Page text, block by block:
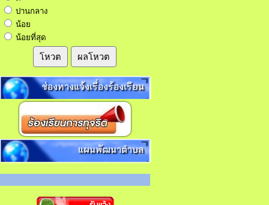
ปานกลาง
น้อย
น้อยที่สุด
โหวต ผลโหวต
ช่องทางแจ้งเรื่องร้องเรียน
แผนพัฒนาตำบล